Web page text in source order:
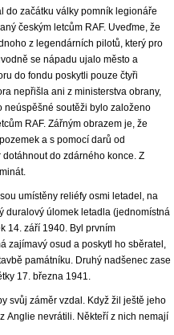
do začátku války pomník legionáře
českým letcům RAF. Uveďme, že
z legendárních pilotů, který pro
se nápadu ujalo město a
do fondu poskytli pouze čtyři
nepřišla ani z ministerstva obrany,
neúspěšné soutěži bylo založeno
RAF. Zářným obrazem je, že
a s pomocí darů od
do zdárného konce. Z
umístěny reliéfy osmi letadel, na
duralový úlomek letadla (jednomístná
14. září 1940. Byl prvním
zajímavý osud a poskytl ho sběratel,
památníku. Druhý nadšenec zase
17. března 1941.
svůj záměr vzdal. Když žil ještě jeho
Anglie nevrátili. Někteří z nich nemají